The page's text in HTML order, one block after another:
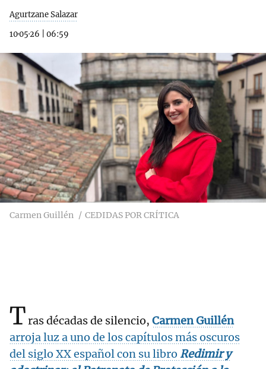
Agurtzane Salazar
10·05·26
06:59
Carmen Guillén CEDIDAS POR CRÍTICA
Tras décadas de silencio, Carmen Guillén
arroja luz a uno de los capítulos más oscuros
del siglo XX español con su libro Redimir y